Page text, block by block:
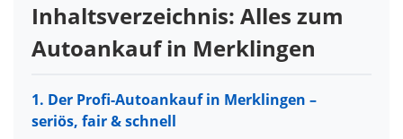
Inhaltsverzeichnis: Alles zum
Autoankauf in Merklingen
1. Der Profi-Autoankauf in Merklingen –
seriös, fair & schnell